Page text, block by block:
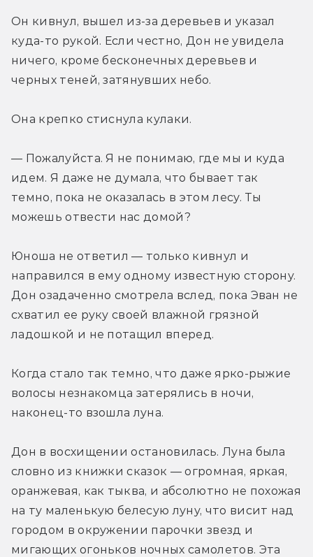
Он кивнул, вышел из-за деревьев и указал
куда-то рукой. Если честно, Дон не увидела
ничего, кроме бесконечных деревьев и
черных теней, затянувших небо.
Она крепко стиснула кулаки.
— Пожалуйста. Я не понимаю, где мы и куда
идем. Я даже не думала, что бывает так
темно, пока не оказалась в этом лесу. Ты
можешь отвести нас домой?
Юноша не ответил — только кивнул и
направился в ему одному известную сторону.
Дон озадаченно смотрела вслед, пока Эван не
схватил ее руку своей влажной грязной
ладошкой и не потащил вперед.
Когда стало так темно, что даже ярко-рыжие
волосы незнакомца затерялись в ночи,
наконец-то взошла луна.
Дон в восхищении остановилась. Луна была
словно из книжки сказок — огромная, яркая,
оранжевая, как тыква, и абсолютно не похожая
на ту маленькую белесую луну, что висит над
городом в окружении парочки звезд и
мигающих огоньков ночных самолетов. Эта